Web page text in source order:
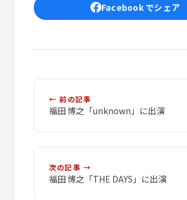
Facebook でシェア
← 前の記事
福田 博之「unknown」に出演
次の記事 →
福田 博之「THE DAYS」に出演